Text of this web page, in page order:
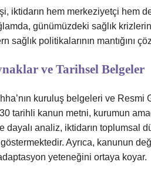
iktidarın hem merkeziyetçi hem
günümüzdeki sağlık
sağlık politikalarının mantığını
ve Tarihsel Belgeler
kuruluş belgeleri ve
tarihli kanun metni, kurumun
dayalı analiz, iktidarın toplumsal
Ayrıca, kanunun
yeteneğini ortaya koyar.